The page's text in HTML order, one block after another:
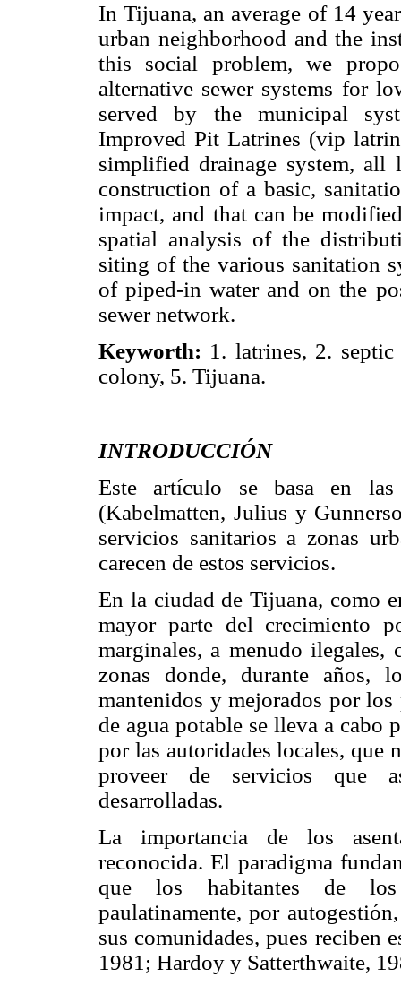
In Tijuana, an average of 14
urban neighborhood and the
this social problem, we
alternative sewer systems for
served by the municipal
Improved Pit Latrines (vip
simplified drainage system, all
construction of a basic,
impact, and that can be
spatial analysis of the
siting of the various sanitation
of piped-in water and on the
sewer network.
Keyworth: 1. latrines, 2.
colony, 5. Tijuana.
INTRODUCCIÓN
Este artículo se basa en las
(Kabelmatten, Julius y
servicios sanitarios a zonas
carecen de estos servicios.
En la ciudad de Tijuana, como
mayor parte del crecimiento
marginales, a menudo ilegales,
zonas donde, durante años,
mantenidos y mejorados por
de agua potable se lleva a cabo
por las autoridades locales, que
proveer de servicios que
desarrolladas.
La importancia de los
reconocida. El paradigma
que los habitantes de los
paulatinamente, por
sus comunidades, pues reciben
1981; Hardoy y Satterthwaite,